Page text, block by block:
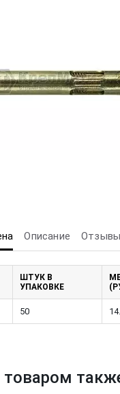
Описание Отзывы
ШТУК В
УПАКОВКЕ
50